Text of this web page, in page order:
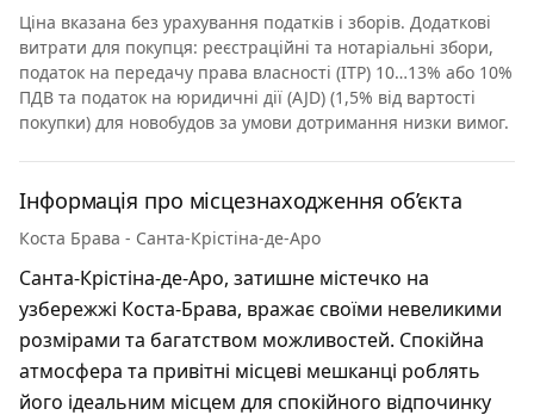
Ціна вказана без урахування податків і зборів. Додаткові
витрати для покупця: реєстраційні та нотаріальні збори,
податок на передачу права власності (ITP) 10…13% або 10%
ПДВ та податок на юридичні дії (AJD) (1,5% від вартості
покупки) для новобудов за умови дотримання низки вимог.
Інформація про місцезнаходження об’єкта
Коста Брава - Санта-Крістіна-де-Аро
Санта-Крістіна-де-Аро, затишне містечко на
узбережжі Коста-Брава, вражає своїми невеликими
розмірами та багатством можливостей. Спокійна
атмосфера та привітні місцеві мешканці роблять
його ідеальним місцем для спокійного відпочинку